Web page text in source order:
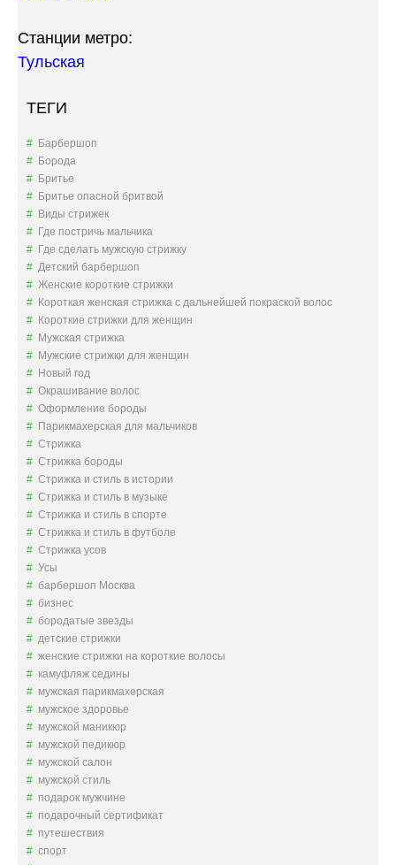
Станции метро:
Тульская
ТЕГИ
Барбершоп
Борода
Бритье
Бритье опасной бритвой
Виды стрижек
Где постричь мальчика
Где сделать мужскую стрижку
Детский барбершоп
Женские короткие стрижки
Короткая женская стрижка с дальнейшей покраской волос
Короткие стрижки для женщин
Мужская стрижка
Мужские стрижки для женщин
Новый год
Окрашивание волос
Оформление бороды
Парикмахерская для мальчиков
Стрижка
Стрижка бороды
Стрижка и стиль в истории
Стрижка и стиль в музыке
Стрижка и стиль в спорте
Стрижка и стиль в футболе
Стрижка усов
Усы
барбершоп Москва
бизнес
бородатые звезды
детские стрижки
женские стрижки на короткие волосы
камуфляж седины
мужская парикмахерская
мужское здоровье
мужской маникюр
мужской педикюр
мужской салон
мужской стиль
подарок мужчине
подарочный сертификат
путешествия
спорт